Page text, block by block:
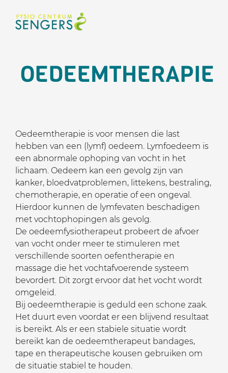
OEDEEMTHERAPIE
Oedeemtherapie is voor mensen die last
hebben van een (lymf) oedeem. Lymfoedeem is
een abnormale ophoping van vocht in het
lichaam. Oedeem kan een gevolg zijn van
kanker, bloedvatproblemen, littekens, bestraling,
chemotherapie, en operatie of een ongeval.
Hierdoor kunnen de lymfevaten beschadigen
met vochtophopingen als gevolg.
De oedeemfysiotherapeut probeert de afvoer
van vocht onder meer te stimuleren met
verschillende soorten oefentherapie en
massage die het vochtafvoerende systeem
bevordert. Dit zorgt ervoor dat het vocht wordt
omgeleid.
Bij oedeemtherapie is geduld een schone zaak.
Het duurt even voordat er een blijvend resultaat
is bereikt. Als er een stabiele situatie wordt
bereikt kan de oedeemtherapeut bandages,
tape en therapeutische kousen gebruiken om
de situatie stabiel te houden.